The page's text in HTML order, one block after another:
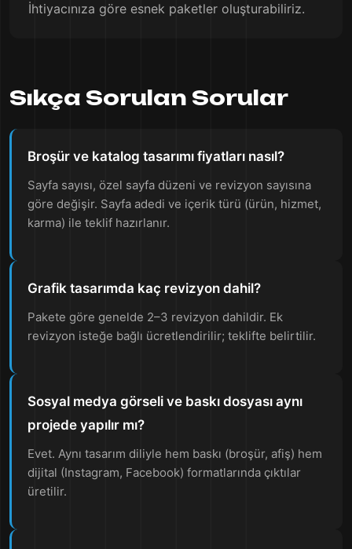
İhtiyacınıza göre esnek paketler oluşturabiliriz.
Sıkça Sorulan Sorular
Broşür ve katalog tasarımı fiyatları nasıl?
Sayfa sayısı, özel sayfa düzeni ve revizyon sayısına
göre değişir. Sayfa adedi ve içerik türü (ürün, hizmet,
karma) ile teklif hazırlanır.
Grafik tasarımda kaç revizyon dahil?
Pakete göre genelde 2–3 revizyon dahildir. Ek
revizyon isteğe bağlı ücretlendirilir; teklifte belirtilir.
Sosyal medya görseli ve baskı dosyası aynı
projede yapılır mı?
Evet. Aynı tasarım diliyle hem baskı (broşür, afiş) hem
dijital (Instagram, Facebook) formatlarında çıktılar
üretilir.